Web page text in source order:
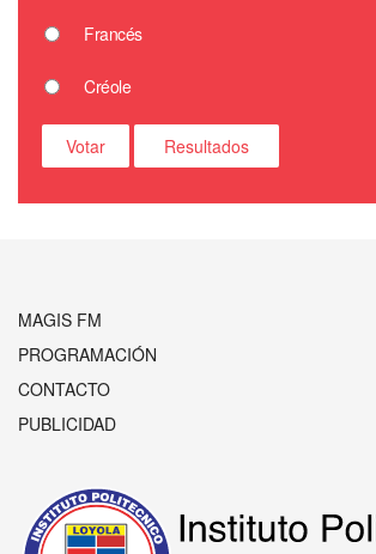
Francés
Créole
MAGIS FM
PROGRAMACIÓN
CONTACTO
PUBLICIDAD